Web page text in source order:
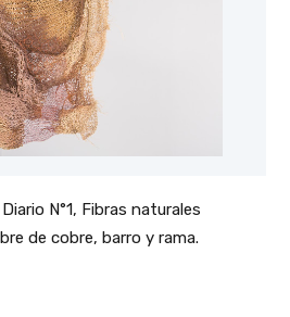
N°1, Fibras naturales
de cobre, barro y rama.